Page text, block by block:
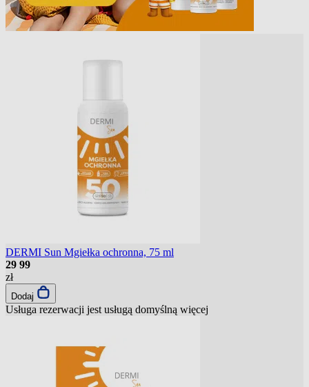
DERMI Sun Mgiełka ochronna, 75 ml
29 99
zł
Dodaj
Usługa rezerwacji jest usługą domyślną więcej